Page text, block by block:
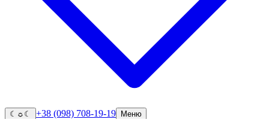
☾ ☼ ☾ +38 (098) 708-19-19 Меню